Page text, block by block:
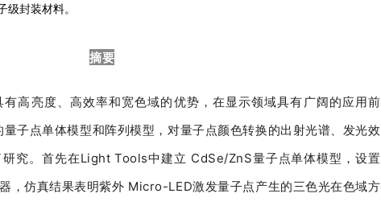
封装材料。
摘要
高亮度、高效率和宽色域的优势，在显示领域具有广阔的应用前
子点单体模型和阵列模型，对量子点颜色转换的出射光谱、发光效
究。首先在Light Tools中建立 CdSe/ZnS量子点单体模型，设置
，仿真结果表明紫外 Micro-LED激发量子点产生的三色光在色域方